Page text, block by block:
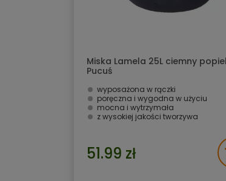
Miska Lamela 25L ciemny popiel
Pucuś
wyposażona w rączki
poręczna i wygodna w użyciu
mocna i wytrzymała
z wysokiej jakości tworzywa
51.99 zł